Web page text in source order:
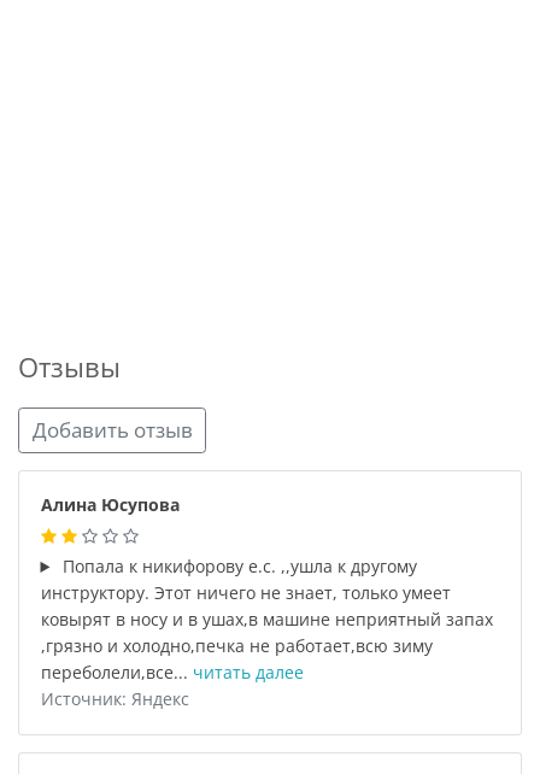
Отзывы
Добавить отзыв
Алина Юсупова
Попала к никифорову е.с. ,,ушла к другому
инструктору. Этот ничего не знает, только умеет
ковырят в носу и в ушах,в машине неприятный запах
,грязно и холодно,печка не работает,всю зиму
переболели,все... читать далее
Источник: Яндекс